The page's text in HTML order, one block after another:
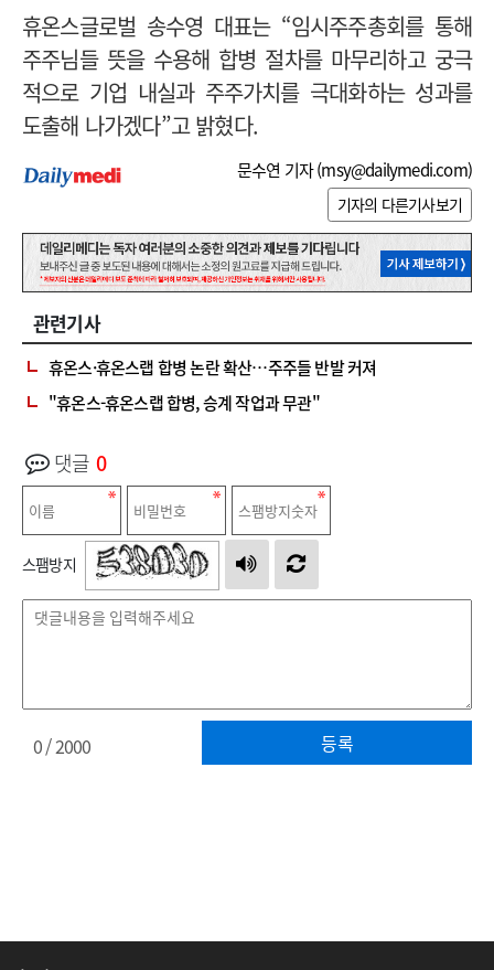
휴온스글로벌 송수영 대표는 “임시주주총회를 통해
주주님들 뜻을 수용해 합병 절차를 마무리하고 궁극
적으로 기업 내실과 주주가치를 극대화하는 성과를
도출해 나가겠다”고 밝혔다.
문수연 기자 (msy@dailymedi.com)
기자의 다른기사보기
관련기사
휴온스·휴온스랩 합병 논란 확산…주주들 반발 커져
"휴온스-휴온스랩 합병, 승계 작업과 무관"
댓글 0
스팸방지
등록
0/ 2000